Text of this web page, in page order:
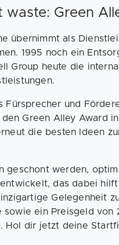
Green
übernimmt als
1995 noch ein
Group heute die
Fürsprecher und
Green Alley Award
die besten Ideen
geschont werden,
das dabei
Gelegenheit
sowie ein Preisgeld von
Hol dir jetzt deine